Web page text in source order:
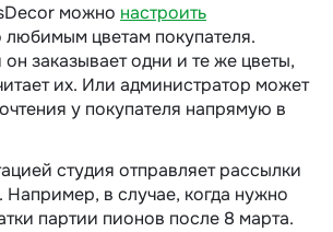
можно настроить
любимым цветам покупателя.
заказывает одни и те же цветы,
их. Или администратор может
у покупателя напрямую в
студия отправляет рассылки
Например, в случае, когда нужно
партии пионов после 8 марта.